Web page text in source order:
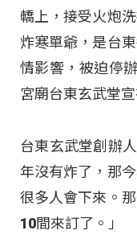
轎上，接受火炮
炸寒單爺，是台
情影響，被迫停
宮廟台東玄武堂
台東玄武堂創辦
年沒有炸了，那
很多人會下來。
10間來訂了。」